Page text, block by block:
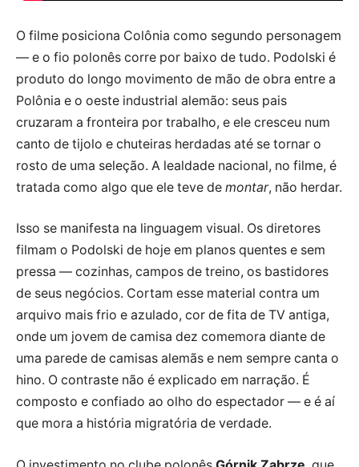
O filme posiciona Colônia como segundo personagem
— e o fio polonês corre por baixo de tudo. Podolski é
produto do longo movimento de mão de obra entre a
Polônia e o oeste industrial alemão: seus pais
cruzaram a fronteira por trabalho, e ele cresceu num
canto de tijolo e chuteiras herdadas até se tornar o
rosto de uma seleção. A lealdade nacional, no filme, é
tratada como algo que ele teve de montar, não herdar.
Isso se manifesta na linguagem visual. Os diretores
filmam o Podolski de hoje em planos quentes e sem
pressa — cozinhas, campos de treino, os bastidores
de seus negócios. Cortam esse material contra um
arquivo mais frio e azulado, cor de fita de TV antiga,
onde um jovem de camisa dez comemora diante de
uma parede de camisas alemãs e nem sempre canta o
hino. O contraste não é explicado em narração. É
composto e confiado ao olho do espectador — e é aí
que mora a história migratória de verdade.